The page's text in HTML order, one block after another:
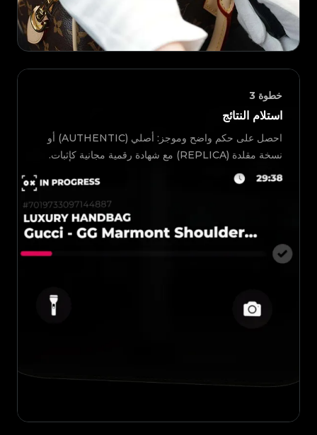
خطوة 3
استلام النتائج
احصل على حكم واضح وموجز: أصلي (AUTHENTIC) أو
نسخة مقلدة (REPLICA) مع شهادة رقمية مجانية كإثبات.